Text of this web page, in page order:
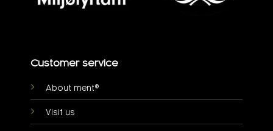
Customer service
About ment®
Visit us